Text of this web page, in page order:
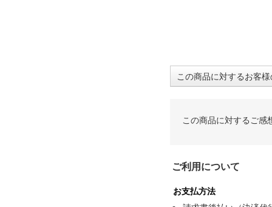
この商品に対するお客
この商品に対するご感
ご利用について
お支払方法